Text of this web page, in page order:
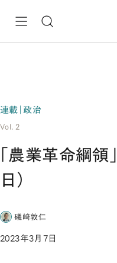
連載｜政治
Vol. 2
「農業革命綱
日）
礒﨑敦仁
2023年3月7日